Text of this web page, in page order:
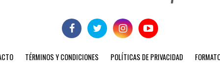
TÉRMINOS Y CONDICIONES POLÍTICAS DE PRIVACIDAD